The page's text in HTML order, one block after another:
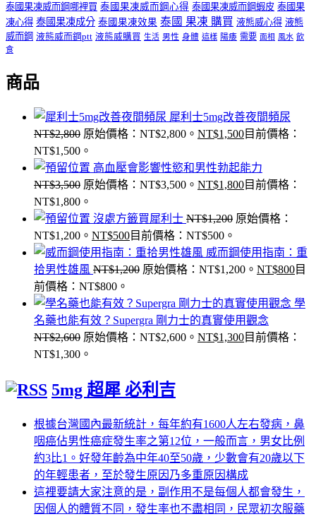
泰國果凍威而鋼哪裡買 泰國果凍威而鋼心得 泰國果凍威而鋼蝦皮 泰國果
凍心得 泰國果凍成分 泰國果凍效果 泰國 果凍 購買 液態威心得 液態
威而鋼 液態威而鋼ptt 液態威購買 生活 男性 身體 這樣 陽痿 需要 面相 風水 飲
食
商品
犀利士5mg改善夜間頻尿
NT$2,800 原始價格：NT$2,800。 NT$1,500目前價格：
NT$1,500。
高血壓會影響性慾和男性勃起能力
NT$3,500 原始價格：NT$3,500。 NT$1,800目前價格：
NT$1,800。
沒處方籤買犀利士 NT$1,200 原始價格：
NT$1,200。 NT$500目前價格：NT$500。
威而鋼使用指南：重
拾男性雄風 NT$1,200 原始價格：NT$1,200。 NT$800目
前價格：NT$800。
學
名藥也能有效？Supergra 剛力士的真實使用觀念
NT$2,600 原始價格：NT$2,600。 NT$1,300目前價格：
NT$1,300。
5mg 超犀 必利吉
根據台灣國內最新統計，每年約有1600人左右發病，鼻
咽癌佔男性癌症發生率之第12位，一般而言，男女比例
約3比1。好發年齡為中年40至50歲，少數會有20歲以下
的年輕患者，至於發生原因乃多重原因構成
這裡要請大家注意的是，副作用不是每個人都會發生，
因個人的體質不同，發生率也不盡相同，民眾初次服藥